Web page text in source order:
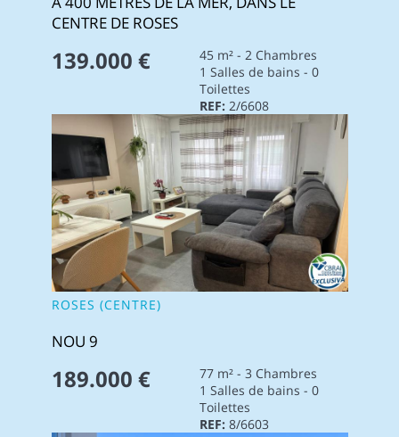
CENTRE DE ROSES
139.000 €
45 m² - 2 Chambres
1 Salles de bains - 0
Toilettes
REF: 2/6608
ROSES (CENTRE)
NOU 9
189.000 €
77 m² - 3 Chambres
1 Salles de bains - 0
Toilettes
REF: 8/6603